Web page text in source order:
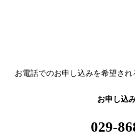
お電話でのお申し込みを希望さ
お申し込
029-